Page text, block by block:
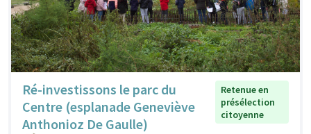
Ré-investissons le parc du
Centre (esplanade Geneviève
Anthonioz De Gaulle)
Retenue en
présélection
citoyenne